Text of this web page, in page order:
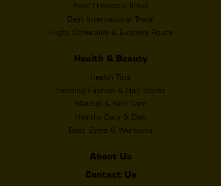
Best Domestic Travel
Best International Travel
Flight Schedules & Express Route
Health & Beauty
Health Tips
Trending Fashion & Hair Styles
Makeup & Skin Care
Healthy Eats & Diet
Best Gyms & Workouts
About Us
Contact Us